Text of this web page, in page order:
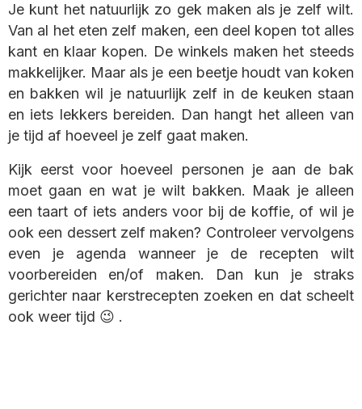
Je kunt het natuurlijk zo gek maken als je zelf wilt.
Van al het eten zelf maken, een deel kopen tot alles
kant en klaar kopen. De winkels maken het steeds
makkelijker. Maar als je een beetje houdt van koken
en bakken wil je natuurlijk zelf in de keuken staan
en iets lekkers bereiden. Dan hangt het alleen van
je tijd af hoeveel je zelf gaat maken.
Kijk eerst voor hoeveel personen je aan de bak
moet gaan en wat je wilt bakken. Maak je alleen
een taart of iets anders voor bij de koffie, of wil je
ook een dessert zelf maken? Controleer vervolgens
even je agenda wanneer je de recepten wilt
voorbereiden en/of maken. Dan kun je straks
gerichter naar kerstrecepten zoeken en dat scheelt
ook weer tijd 😉 .